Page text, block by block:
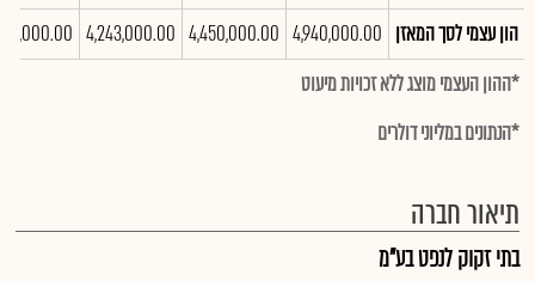
הון עצמי לסך המאזן 4,940,000.00
4,450,000.00
4,243,000.00
*ההון העצמי מוצג ללא זכויות מיעוט
*הנתונים במליוני דולרים
תיאור חברה
בתי זקוק לנפט בע"מ